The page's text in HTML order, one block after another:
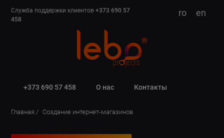
Служба поддержки клиентов+373 690 57
458
ro en
+373 690 57 458 О нас Контакты
Главная Создание интернет-магазинов